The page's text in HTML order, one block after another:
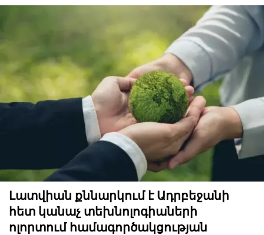
Լատվիան քննարկում է Ադրբեջանի
հետ կանաչ տեխնոլոգիաների
ոլորտում համագործակցության